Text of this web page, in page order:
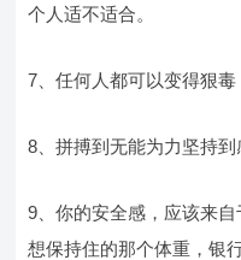
个人适不适合。
7、任何人都可以变得狠毒
8、拼搏到无能为力坚持到
9、你的安全感，应该来
想保持住的那个体重，银